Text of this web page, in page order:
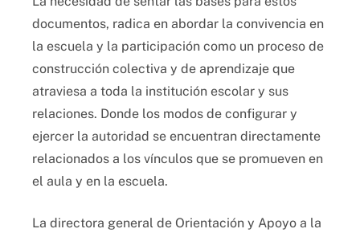
documentos, radica en abordar la convivencia en
la escuela y la participación como un proceso de
construcción colectiva y de aprendizaje que
atraviesa a toda la institución escolar y sus
relaciones. Donde los modos de configurar y
ejercer la autoridad se encuentran directamente
relacionados a los vínculos que se promueven en
el aula y en la escuela.
La directora general de Orientación y Apoyo a la